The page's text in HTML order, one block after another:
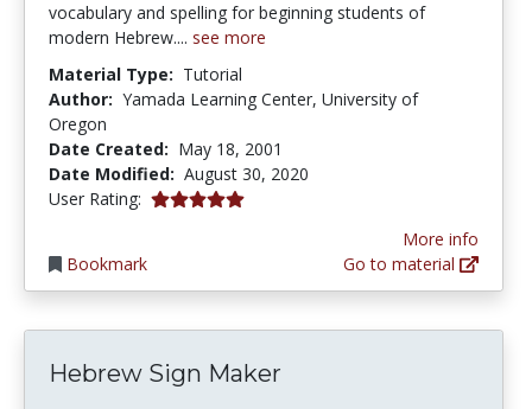
vocabulary and spelling for beginning students of
modern Hebrew.... see more
Material Type: Tutorial
Author: Yamada Learning Center, University of
Oregon
Date Created: May 18, 2001
Date Modified: August 30, 2020
User Rating: 5.0 stars
Bookmark
More info
Go to material
Hebrew Sign Maker